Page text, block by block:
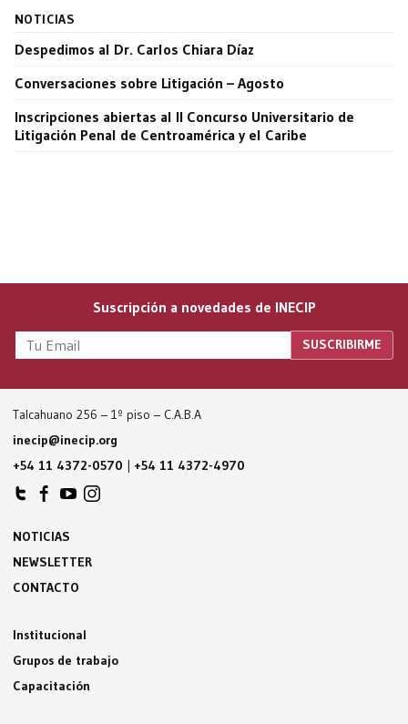
NOTICIAS
Despedimos al Dr. Carlos Chiara Díaz
Conversaciones sobre Litigación – Agosto
Inscripciones abiertas al II Concurso Universitario de
Litigación Penal de Centroamérica y el Caribe
Suscripción a novedades de INECIP
Talcahuano 256 – 1º piso – C.A.B.A
inecip@inecip.org
+54 11 4372-0570 | +54 11 4372-4970
NOTICIAS
NEWSLETTER
CONTACTO
Institucional
Grupos de trabajo
Capacitación